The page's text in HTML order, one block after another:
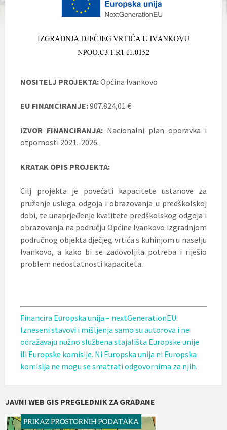
NOSITELJ PROJEKTA:Općina Ivankovo
EU FINANCIRANJE:907.824,01 €
IZVOR FINANCIRANJA: Nacionalni plan oporavka i
otpornosti 2021.-2026.
KRATAK OPIS PROJEKTA:
Cilj projekta je povećati kapacitete ustanove za
pružanje usluga odgoja i obrazovanja u predškolskoj
dobi, te unaprjeđenje kvalitete predškolskog odgoja i
obrazovanja na području Općine Ivankovo izgradnjom
područnog objekta dječjeg vrtića s kuhinjom u naselju
Ivankovo, a kako bi se zadovoljila potreba i riješio
problem nedostatnosti kapaciteta.
Financira Europska unija – nextGenerationEU.
Izneseni stavovi i mišljenja samo su autorova i ne
odražavaju nužno službena stajališta Europske unije
ili Europske komisije. Ni Europska unija ni Europska
komisija ne mogu se smatrati odgovornima za njih.
JAVNI WEB GIS PREGLEDNIK ZA GRAĐANE